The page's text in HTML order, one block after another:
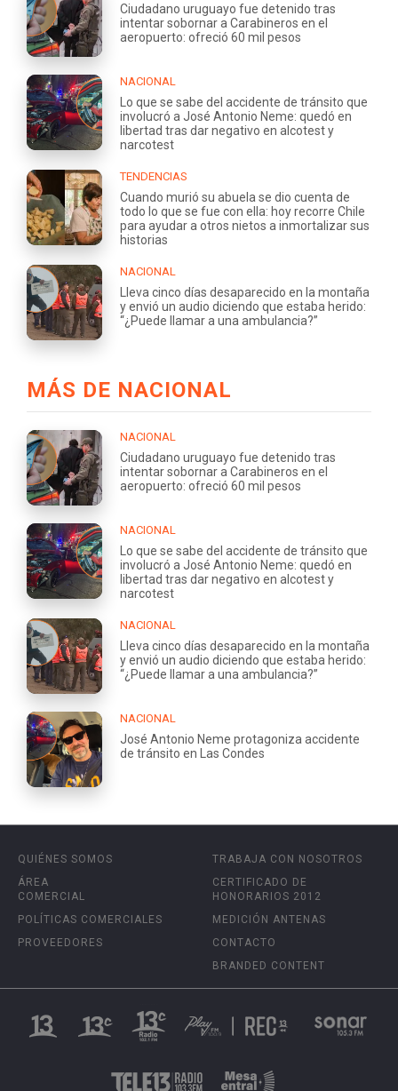
Ciudadano uruguayo fue detenido tras
intentar sobornar a Carabineros en el
aeropuerto: ofreció 60 mil pesos
NACIONAL
Lo que se sabe del accidente de tránsito que
involucró a José Antonio Neme: quedó en
libertad tras dar negativo en alcotest y
narcotest
TENDENCIAS
Cuando murió su abuela se dio cuenta de
todo lo que se fue con ella: hoy recorre Chile
para ayudar a otros nietos a inmortalizar sus
historias
NACIONAL
Lleva cinco días desaparecido en la montaña
y envió un audio diciendo que estaba herido:
“¿Puede llamar a una ambulancia?”
MÁS DE NACIONAL
NACIONAL
Ciudadano uruguayo fue detenido tras
intentar sobornar a Carabineros en el
aeropuerto: ofreció 60 mil pesos
NACIONAL
Lo que se sabe del accidente de tránsito que
involucró a José Antonio Neme: quedó en
libertad tras dar negativo en alcotest y
narcotest
NACIONAL
Lleva cinco días desaparecido en la montaña
y envió un audio diciendo que estaba herido:
“¿Puede llamar a una ambulancia?”
NACIONAL
José Antonio Neme protagoniza accidente
de tránsito en Las Condes
QUIÉNES SOMOS
ÁREA
COMERCIAL
POLÍTICAS COMERCIALES
PROVEEDORES
TRABAJA CON NOSOTROS
CERTIFICADO DE
HONORARIOS 2012
MEDICIÓN ANTENAS
CONTACTO
BRANDED CONTENT